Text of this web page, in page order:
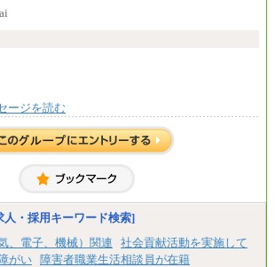
責を担う方については、さらに高い金額を個別
に加え、所定労働時間外に勤務をした場
期間中も給与に変更はございません。
集各社・全職種共通＞
21万円以上～
期間中の給与に変更はありません。
ージを読む
人・採用キーワード検索]
、電子、機械）関連
社会貢献活動を実施して
がい 障害者職業生活相談員が在籍